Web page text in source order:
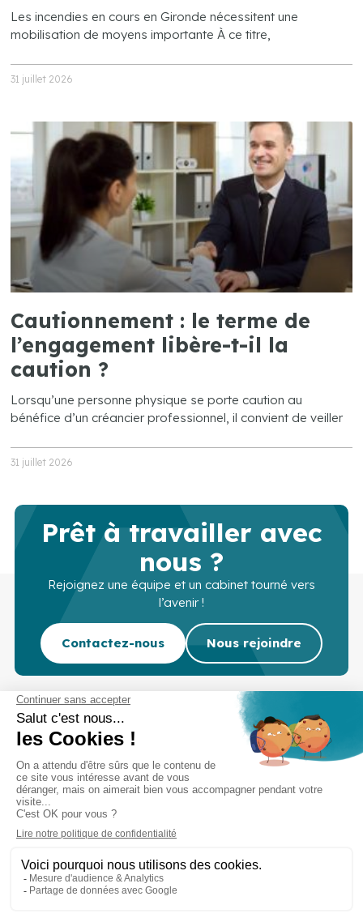
Les incendies en cours en Gironde nécessitent une
mobilisation de moyens importante À ce titre,
31 juillet 2026
Cautionnement : le terme de
l’engagement libère-t-il la
caution ?
Lorsqu’une personne physique se porte caution au
bénéfice d’un créancier professionnel, il convient de veiller
31 juillet 2026
Prêt à travailler avec
nous ?
Rejoignez une équipe et un cabinet tourné vers
l’avenir !
Contactez-nous Nous rejoindre
Cabinet d’experts-comptables commissaires aux
Services Secteurs